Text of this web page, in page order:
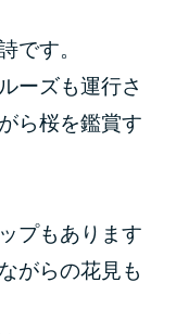
です。
ーズも運行さ
ら桜を鑑賞す
プもあります
がらの花見も